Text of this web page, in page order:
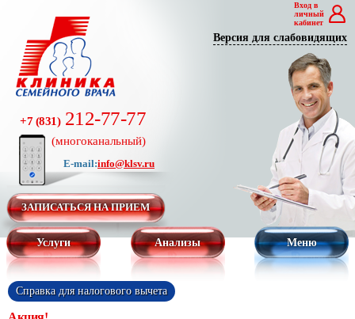
ЗАПИСАТЬСЯ НА ПРИЕМ
E-mail:info@klsv.ru
+7 (831)212-77-77
(многоканальный)
Версия для слабовидящих
Вход в
личный
кабинет
Услуги Анализы Меню
Справка для налогового вычета